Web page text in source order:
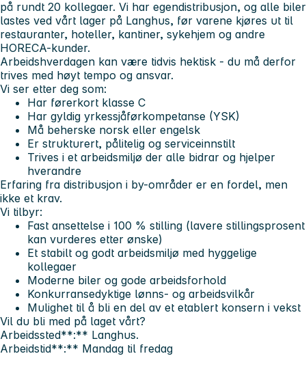
på rundt 20 kollegaer. Vi har egendistribusjon, og alle biler
lastes ved vårt lager på Langhus, før varene kjøres ut til
restauranter, hoteller, kantiner, sykehjem og andre
HORECA-kunder.
Arbeidshverdagen kan være tidvis hektisk - du må derfor
trives med høyt tempo og ansvar.
Vi ser etter deg som:
Har førerkort klasse C
Har gyldig yrkessjåførkompetanse (YSK)
Må beherske norsk eller engelsk
Er strukturert, pålitelig og serviceinnstilt
Trives i et arbeidsmiljø der alle bidrar og hjelper
hverandre
Erfaring fra distribusjon i by-områder er en fordel, men
ikke et krav.
Vi tilbyr:
Fast ansettelse i 100 % stilling (lavere stillingsprosent
kan vurderes etter ønske)
Et stabilt og godt arbeidsmiljø med hyggelige
kollegaer
Moderne biler og gode arbeidsforhold
Konkurransedyktige lønns- og arbeidsvilkår
Mulighet til å bli en del av et etablert konsern i vekst
Vil du bli med på laget vårt?
Arbeidssted**:** Langhus.
Arbeidstid**:** Mandag til fredag